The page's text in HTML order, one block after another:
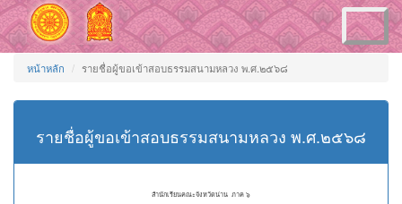
Toggle
navigation
หน้าหลัก รายชื่อผู้ขอเข้าสอบธรรมสนามหลวง พ.ศ.๒๕๖๘
รายชื่อผู้ขอเข้าสอบธรรมสนามหลวง พ.ศ.๒๕๖๘
สำนักเรียนคณะจังหวัดน่าน ภาค ๖